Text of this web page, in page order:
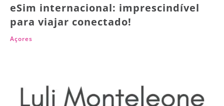
eSim internacional: imprescindível
para viajar conectado!
Açores